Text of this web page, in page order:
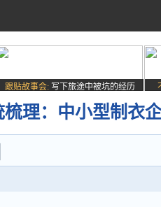
跟贴故事会: 写下旅途中被坑的经历
梳理：中小型制衣